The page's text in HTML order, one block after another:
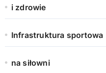
i zdrowie
Infrastruktura sportowa
na siłowni